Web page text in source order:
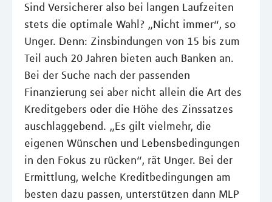
Sind Versicherer also bei langen Laufzeiten
stets die optimale Wahl? „Nicht immer“, so
Unger. Denn: Zinsbindungen von 15 bis zum
Teil auch 20 Jahren bieten auch Banken an.
Bei der Suche nach der passenden
Finanzierung sei aber nicht allein die Art des
Kreditgebers oder die Höhe des Zinssatzes
auschlaggebend. „Es gilt vielmehr, die
eigenen Wünschen und Lebensbedingungen
in den Fokus zu rücken“, rät Unger. Bei der
Ermittlung, welche Kreditbedingungen am
besten dazu passen, unterstützen dann MLP